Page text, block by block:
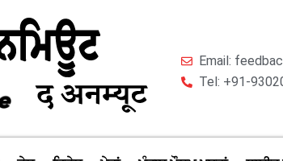
Email:
Tel: +91-